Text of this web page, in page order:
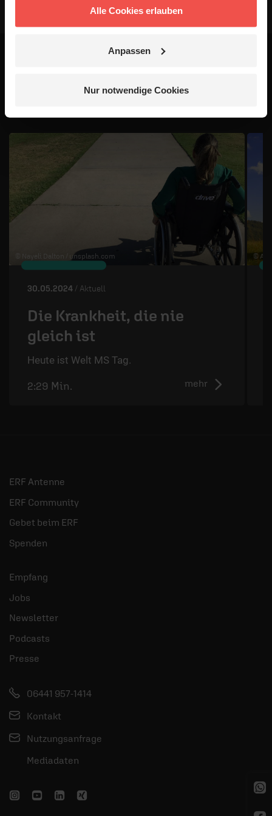
Alle Cookies erlauben
Anpassen
Nur notwendige Cookies
interessieren
unsplash.com
30.05.2024 / Aktuell
Die Krankheit, die nie
gleich ist
Heute ist Welt MS Tag.
mehr
2:29 Min.
©
1 / 4
ERF Antenne
ERF Community
Gebet beim ERF
Spenden
Empfang
Jobs
Newsletter
Podcasts
Presse
06441 957-1414
Kontakt
Nutzungsanfrage
Mediadaten